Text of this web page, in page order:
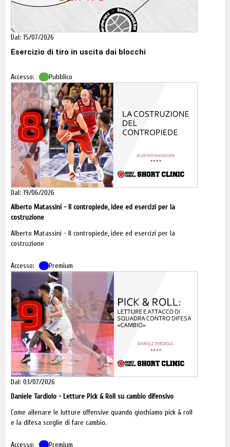
Dal: 15/07/2026
Esercizio di tiro in uscita dai blocchi
8
Accesso: Pubblico
Dal: 19/06/2026
Alberto Matassini - Il contropiede, idee ed esercizi per la
costruzione
Alberto Matassini - Il contropiede, idee ed esercizi per la
costruzione
9
Accesso: Premium
Dal: 03/07/2026
Daniele Tardiolo - Letture Pick & Roll su cambio difensivo
Come allenare le lutture offensive quando giochiamo pick & roll
e la difesa sceglie di fare cambio.
Accesso: Premium